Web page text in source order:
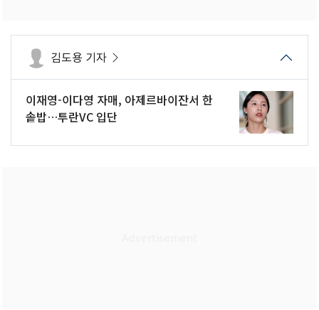
김도용 기자
이재영-이다영 자매, 아제르바이잔서 한
솥밥…투란VC 입단